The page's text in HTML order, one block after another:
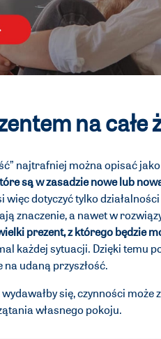
na całe
najtrafniej można opisać jako
są w zasadzie nowe lub
więc dotyczyć tylko
znaczenie, a nawet w
prezent, z którego będzie
każdej sytuacji. Dzięki temu
udaną przyszłość.
się, czynności może
własnego pokoju.